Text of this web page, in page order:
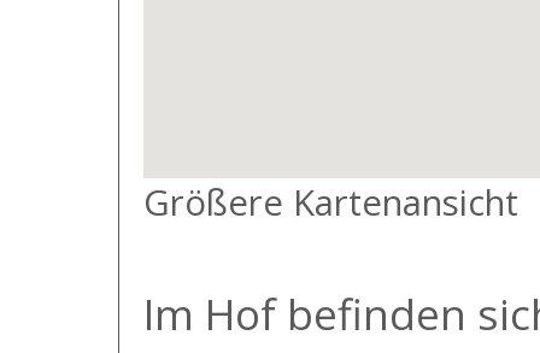
Größere Kartenansicht
Im Hof befinden